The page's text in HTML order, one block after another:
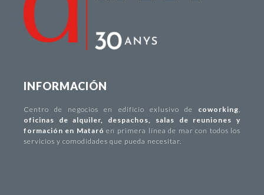
INFORMACIÓN
Centro de negocios en edificio exlusivo de coworking,
oficinas de alquiler, despachos, salas de reuniones y
formación en Mataróen primera línea de mar con todos los
servicios y comodidades que pueda necesitar.